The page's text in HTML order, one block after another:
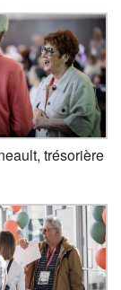
trésorière